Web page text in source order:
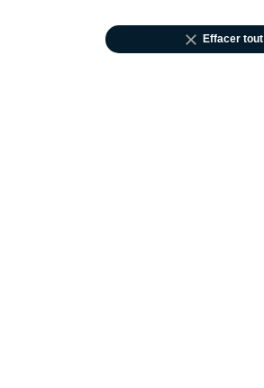
 Effacer tout